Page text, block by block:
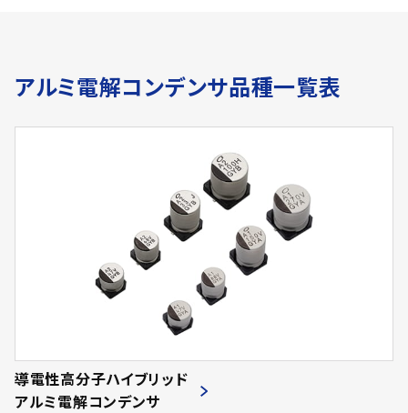
アルミ電解コンデンサ品種一覧表
導電性高分子ハイブリッド
アルミ電解コンデンサ